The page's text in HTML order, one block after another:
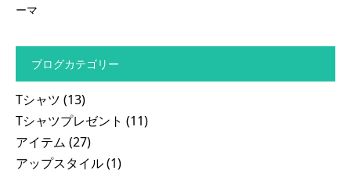
ーマ
ブログカテゴリー
Tシャツ (13)
Tシャツプレゼント (11)
アイテム (27)
アップスタイル(1)